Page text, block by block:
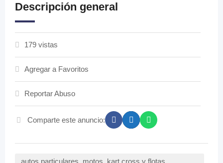
Descripción general
179 vistas
Agregar a Favoritos
Reportar Abuso
Comparte este anuncio: